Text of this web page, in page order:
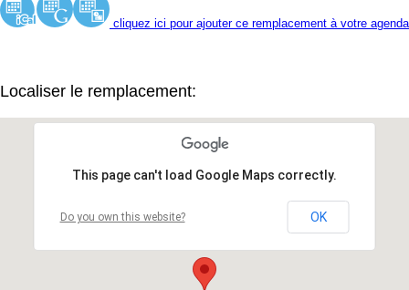
cliquez ici pour ajouter ce remplacement à votre agenda
Localiser le remplacement:
This page can't load Google Maps correctly.
Do you own this website? OK